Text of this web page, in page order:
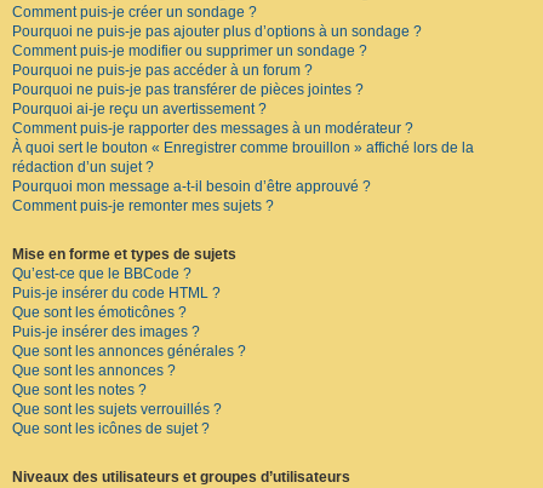
Comment puis-je créer un sondage ?
Pourquoi ne puis-je pas ajouter plus d’options à un sondage ?
Comment puis-je modifier ou supprimer un sondage ?
Pourquoi ne puis-je pas accéder à un forum ?
Pourquoi ne puis-je pas transférer de pièces jointes ?
Pourquoi ai-je reçu un avertissement ?
Comment puis-je rapporter des messages à un modérateur ?
À quoi sert le bouton « Enregistrer comme brouillon » affiché lors de la
rédaction d’un sujet ?
Pourquoi mon message a-t-il besoin d’être approuvé ?
Comment puis-je remonter mes sujets ?
Mise en forme et types de sujets
Qu’est-ce que le BBCode ?
Puis-je insérer du code HTML ?
Que sont les émoticônes ?
Puis-je insérer des images ?
Que sont les annonces générales ?
Que sont les annonces ?
Que sont les notes ?
Que sont les sujets verrouillés ?
Que sont les icônes de sujet ?
Niveaux des utilisateurs et groupes d’utilisateurs